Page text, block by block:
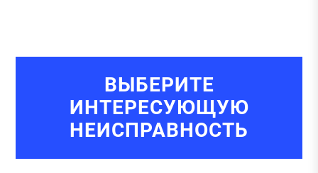
ВЫБЕРИТЕ
ИНТЕРЕСУЮЩУЮ
НЕИСПРАВНОСТЬ